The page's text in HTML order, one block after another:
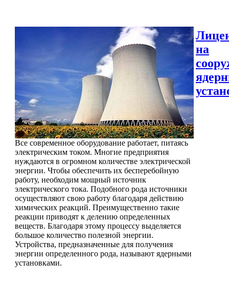
Все современное оборудование работает, питаясь
электрическим током. Многие предприятия
нуждаются в огромном количестве электрической
энергии. Чтобы обеспечить их бесперебойную
работу, необходим мощный источник
электрического тока. Подобного рода источники
осуществляют свою работу благодаря действию
химических реакций. Преимущественно такие
реакции приводят к делению определенных
веществ. Благодаря этому процессу выделяется
большое количество полезной энергии.
Устройства, предназначенные для получения
энергии определенного рода, называют ядерными
установками.
на